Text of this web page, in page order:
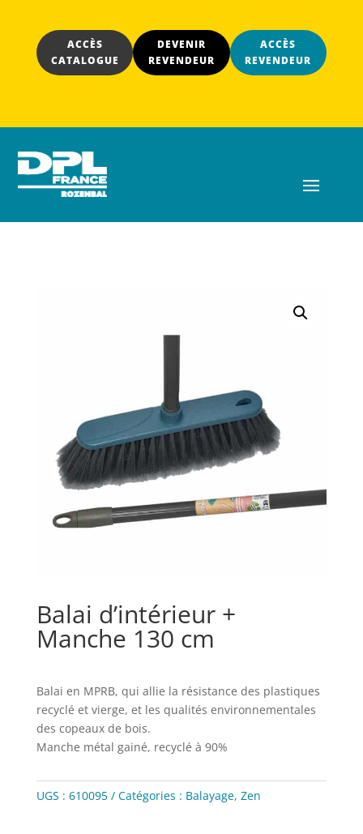
ACCÈS
CATALOGUE
DEVENIR
REVENDEUR
ACCÈS
REVENDEUR
Balai d’intérieur +
Manche 130 cm
Balai en MPRB, qui allie la résistance des plastiques
recyclé et vierge, et les qualités environnementales
des copeaux de bois.
Manche métal gainé, recyclé à 90%
UGS : 610095 Catégories : Balayage, Zen